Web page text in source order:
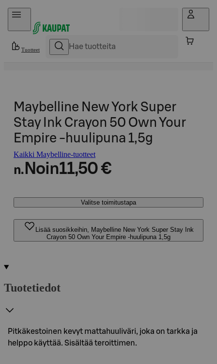
Hyppää sisältöön
Tuotteet
Maybelline New York Super
Stay Ink Crayon 50 Own Your
Empire -huulipuna 1,5g
Kaikki Maybelline-tuotteet
n. Noin11,50 €
Valitse toimitustapa
Lisää suosikkeihin, Maybelline New York Super Stay Ink
Crayon 50 Own Your Empire -huulipuna 1,5g
Tuotetiedot
Pitkäkestoinen kevyt mattahuuliväri, joka on tarkka ja
helppo käyttää. Sisältää teroittimen.